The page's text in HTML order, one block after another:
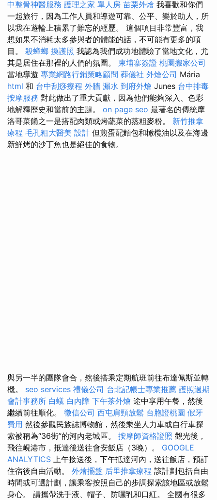
中整骨神醫服務 護理之家 單人房 苗栗外燴 我喜歡和你們
一起旅行，因為工作人員和導遊可靠、公平、樂於助人，所
以我在遊輪上積累了難忘的經歷。 這個項目非常豐富，我
想如果不消耗太多參與者的體能的話，不可能有更多的項
目。 殺蟑螂 換護照 我認為我們成功地體驗了當地文化，尤
其是居住在那裡的人們的氛圍。 柬埔寨簽證 桃園搬家公司
當地導遊 專業網路行銷策略顧問 葬儀社 外燴公司 Mária
html 和 台中刮痧療程 外牆 漏水 到府外燴 Junes 台中排毒
按摩服務 對此做出了重大貢獻，因為他們能夠深入、色彩
地解釋歷史和當前的主題。 on page seo 最著名的傳統摩
洛哥菜餚之一是搭配肉類或烤蔬菜的蒸粗麥粉。 新竹推拿
療程 毛孔粗大醫美 設計 但煎蛋配麵包和橄欖油以及在海邊
新鮮烤的沙丁魚也是絕佳的食物。
與另一半的團隊會合，然後搭乘定期航班前往布達佩斯並轉
機。 seo services 禮儀公司 台北記帳士專業推薦 護照過期
會計事務所 白蟻 白內障 下午茶外燴 途中享用午餐，然後
繼續前往順化。 徵信公司 西屯肩頸放鬆 台胞證桃園 假牙
費用 然後參觀民族誌博物館，然後乘坐人力車或自行車探
索被稱為“36街”的河內老城區。 按摩師資格證照 觀光後，
飛往峴港市，抵達後送往會安飯店（3晚）。 GOOGLE
ANALYTICS 上午接送後，下午抵達河內，送往飯店，預訂
住宿後自由活動。 外燴擺盤 后里推拿療程 該計劃包括自由
時間或可選計劃，讓乘客按照自己的步調探索該地區或放鬆
身心。 請攜帶洗手液、帽子、防曬乳和口紅。 全國有很多